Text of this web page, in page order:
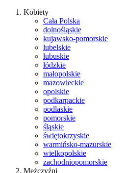
Kobiety
Cała Polska
dolnośląskie
kujawsko-pomorskie
lubelskie
lubuskie
łódzkie
małopolskie
mazowieckie
opolskie
podkarpackie
podlaskie
pomorskie
śląskie
świętokrzyskie
warmińsko-mazurskie
wielkopolskie
zachodniopomorskie
Mężczyźni